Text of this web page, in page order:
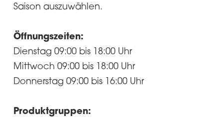
Saison auszuwählen.
Öffnungszeiten:
Dienstag 09:00 bis 18:00 Uhr
Mittwoch 09:00 bis 18:00 Uhr
Donnerstag 09:00 bis 16:00 Uhr
Produktgruppen: